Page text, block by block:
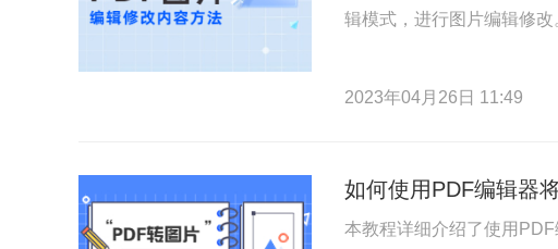
辑模式，进行图片编辑修
2023年04月26日 11:49
如何使用PDF编辑器
本教程详细介绍了使用